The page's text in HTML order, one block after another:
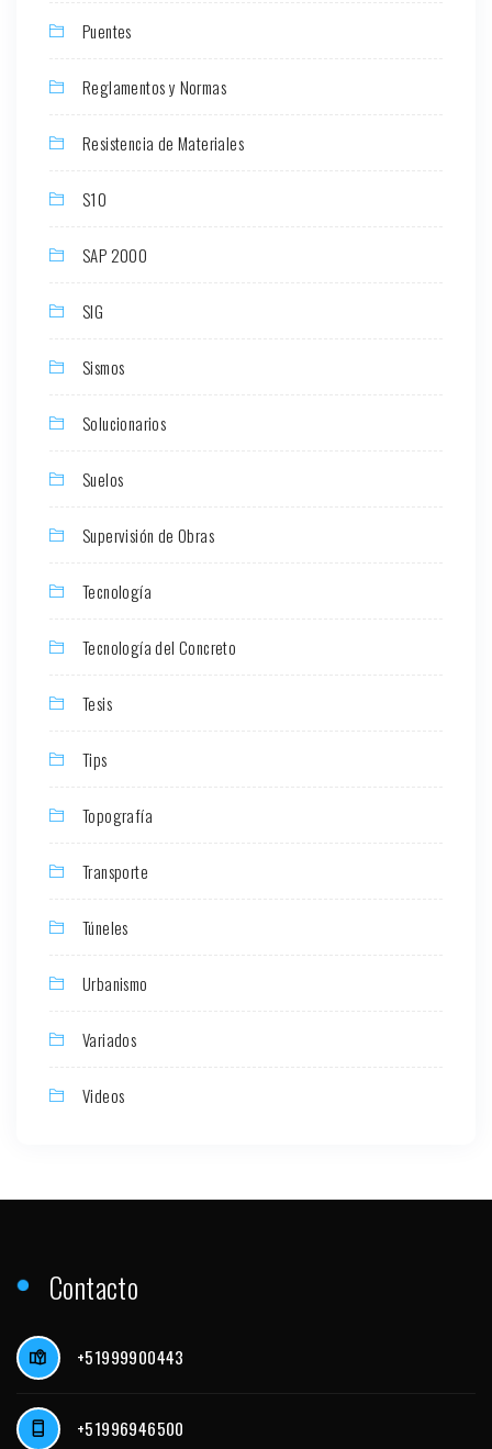
Puentes
Reglamentos y Normas
Resistencia de Materiales
S10
SAP 2000
SIG
Sismos
Solucionarios
Suelos
Supervisión de Obras
Tecnología
Tecnología del Concreto
Tesis
Tips
Topografía
Transporte
Túneles
Urbanismo
Variados
Videos
Contacto
+51999900443
+51996946500